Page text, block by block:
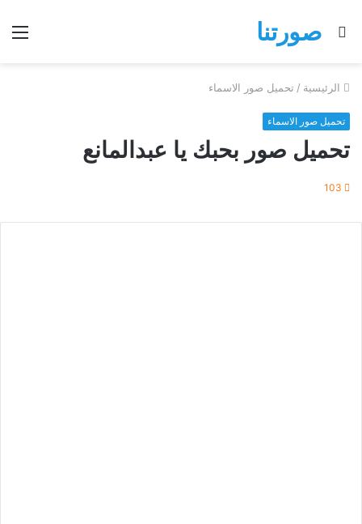
صورتنا
بحث
الرئيسية / تحميل صور الاسماء
تحميل صور الاسماء
تحميل صور بحبك يا عبدالمانع
103